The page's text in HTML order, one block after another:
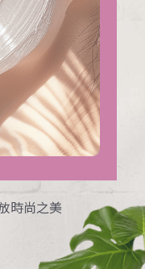
時尚之美